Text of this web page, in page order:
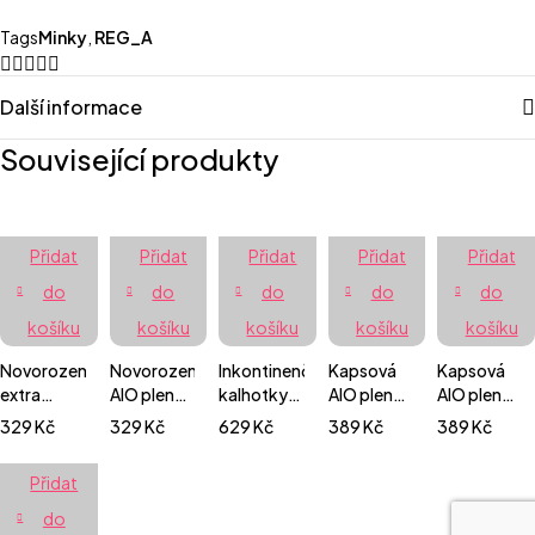
TagsMinky REG_A
Další informace
Související produkty
Přidat
do
košíku
Novorozenecká
extra
jemná AIO
plenka
suchý zip -
Zvířátka
329Kč
Přidat
do
košíku
Novorozenecká
AIO plenka
patentky -
Medvídci v
329Kč
Přidat
do
košíku
Inkontinenční
kalhotky
pro
dospělé S
629Kč
Přidat
do
košíku
Kapsová
AIO plenka
Premium
suchý zip -
389Kč
Přidat
do
košíku
Kapsová
AIO plenka
Premium
patentky -
389Kč
Přidat
do